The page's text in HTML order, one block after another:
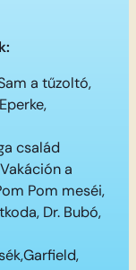
a tűzoltó,
család
a
Pom meséi,
Dr. Bubó,